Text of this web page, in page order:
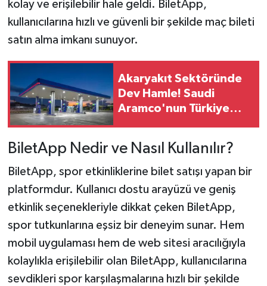
kolay ve erişilebilir hale geldi. BiletApp,
kullanıcılarına hızlı ve güvenli bir şekilde maç bileti
satın alma imkanı sunuyor.
Akaryakıt Sektöründe
Dev Hamle! Saudi
Aramco'nun Türkiye
BiletApp Nedir ve Nasıl Kullanılır?
BiletApp, spor etkinliklerine bilet satışı yapan bir
platformdur. Kullanıcı dostu arayüzü ve geniş
etkinlik seçenekleriyle dikkat çeken BiletApp,
spor tutkunlarına eşsiz bir deneyim sunar. Hem
mobil uygulaması hem de web sitesi aracılığıyla
kolaylıkla erişilebilir olan BiletApp, kullanıcılarına
sevdikleri spor karşılaşmalarına hızlı bir şekilde